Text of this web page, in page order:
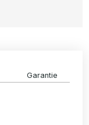
Garantie